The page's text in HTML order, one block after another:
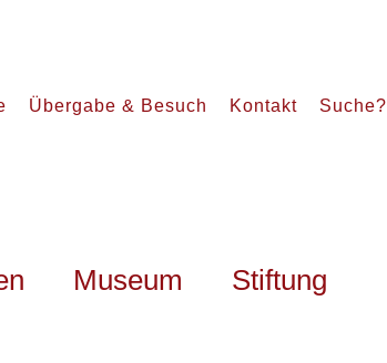
Übergabe & Besuch Kontakt Suche?
Museum Stiftung